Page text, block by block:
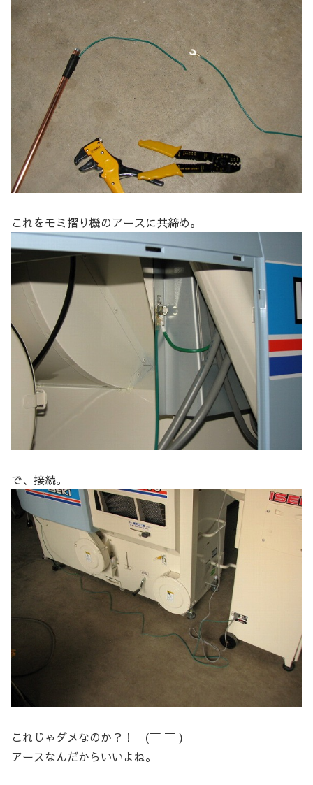
これをモミ摺り機のアースに共締め。
で、接続。
これじゃダメなのか？！ (￣ ￣ )
アースなんだからいいよね。